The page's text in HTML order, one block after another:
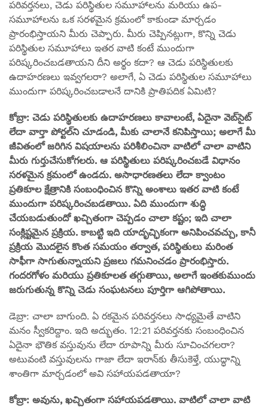
పరివర్తనలు, చెడు పరిస్థితుల సమూహాలను మరియు ఉప-
సమూహాలను ఒక సరళమైన క్రమంలో కాకుండా మార్చడం
ప్రారంభిస్తాయని మీరు చెప్పారు. మీరు చెప్పినట్లుగా, కొన్ని చెడు
పరిస్థితుల సమూహాలు ఇతర వాటి కంటే ముందుగా
పరిష్కరించబడతాయని దీని అర్థం కదా? ఆ చెడు పరిస్థితులకు
ఉదాహరణలు ఇవ్వగలరా? అలాగే, ఏ చెడు పరిస్థితుల సమూహాలు
ముందుగా పరిష్కరించబడాలనే దానికి ప్రాతిపదిక ఏమిటి?
కోబ్రా: చెడు పరిస్థితులకు ఉదాహరణలు కావాలంటే, ఏదైనా వెబ్‌సైట్
లేదా వార్తా పోర్టల్‌ని చూడండి, మీకు చాలానే కనిపిస్తాయి; అలాగే మీ
జీవితంలో జరిగిన విషయాలను పరిశీలించినా వాటిలో చాలా వాటిని
మీరు గుర్తుచేసుకోగలరు. ఆ పరిస్థితులు పరిష్కరించబడే విధానం
సరళమైన క్రమంలో ఉండదు. అసాధారణతలు లేదా క్వాంటం
ప్రతికూల క్షేత్రానికి సంబంధించిన కొన్ని అంశాలు ఇతర వాటి కంటే
ముందుగా పరిష్కరించబడతాయి. ఏది ముందుగా శుద్ధి
చేయబడుతుందో ఖచ్చితంగా చెప్పడం చాలా కష్టం; ఇది చాలా
సంక్లిష్టమైన ప్రక్రియ. కాబట్టి ఇది యాదృచ్ఛికంగా అనిపించవచ్చు, కానీ
ప్రక్రియ మొదలైన కొంత సమయం తర్వాత, పరిస్థితులు మరింత
సాఫీగా సాగుతున్నాయని ప్రజలు గమనించడం ప్రారంభిస్తారు.
గందరగోళం మరియు ప్రతికూలత తగ్గుతాయి, అలాగే ఇంతకుముందు
జరుగుతున్న కొన్ని చెడు సంఘటనలు పూర్తిగా ఆగిపోతాయి.
డెబ్రా: చాలా బాగుంది. ఏ రకమైన పరివర్తనలు సాధ్యమైతే వాటిని
మనం స్వీకరిద్దాం. ఇది అద్భుతం. 12:21 పరివర్తనకు సంబంధించిన
ఏదైనా భౌతిక వస్తువును లేదా రూపాన్ని మీరు సూచించగలరా?
అటువంటి వస్తువులను గాజా లేదా ఇరాన్‌కు తీసుకెళ్తే, యుద్ధాన్ని
శాంతిగా మార్చడంలో అవి సహాయపడతాయా?
కోబ్రా: అవును, ఖచ్చితంగా సహాయపడతాయి. వాటిలో చాలా వాటి